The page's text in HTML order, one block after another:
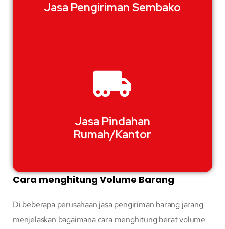
Jasa Pengiriman Sembako
Jasa Pindahan
Rumah/Kantor
Cara menghitung Volume Barang
Di beberapa perusahaan jasa pengiriman barang jarang
menjelaskan bagaimana cara menghitung berat volume